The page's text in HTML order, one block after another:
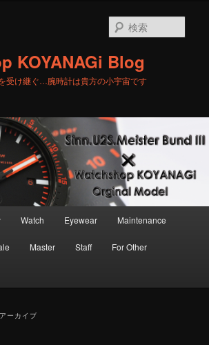
KOYANAGi Blog
受け継ぐ…腕時計は貴方の小宇宙です
索
Watch Eyewear Maintenance
Master Staff For Other
ーカイブ